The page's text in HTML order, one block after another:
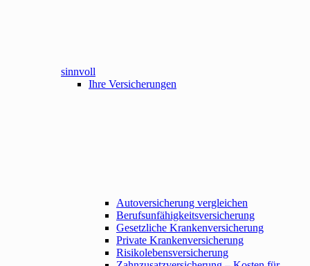
sinnvoll
Ihre Versicherungen
Autoversicherung vergleichen
Berufsunfähigkeitsversicherung
Gesetzliche Krankenversicherung
Private Krankenversicherung
Risikolebensversicherung